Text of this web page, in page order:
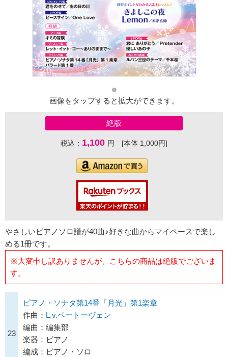
画像をタップすると拡大ができます。
絶版
税込： 1,100 円 [本体 1,000円]
やさしいピアノソロ譜が40曲♪好きな曲からマイペースで楽し
める1冊です。
※大変申し訳ありませんが、こちらの商品は絶版でございま
す。
23
ピアノ・ソナタ第14番「月光」第1楽章
作曲： L.v.ベートーヴェン
編曲：編集部
楽器：ピアノ
編成：ピアノ・ソロ